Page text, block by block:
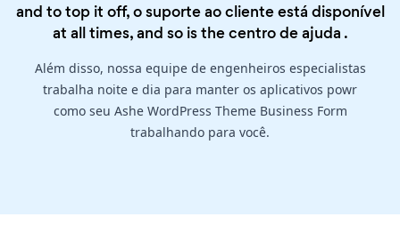
and to top it off, o suporte ao cliente está disponível
at all times, and so is thecentro de ajuda .
Além disso, nossa equipe de engenheiros especialistas
trabalha noite e dia para manter os aplicativos powr
como seu Ashe WordPress Theme Business Form
trabalhando para você.